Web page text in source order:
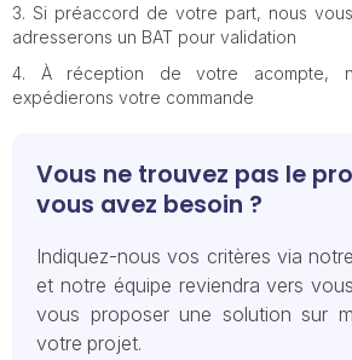
Si préaccord de votre part, nous
adresserons un BAT pour validation
À réception de votre acompte,
expédierons votre commande
Vous ne trouvez pas le
vous avez besoin ?
Indiquez-nous vos critères via
et notre équipe reviendra vers
vous proposer une solution sur
votre projet.